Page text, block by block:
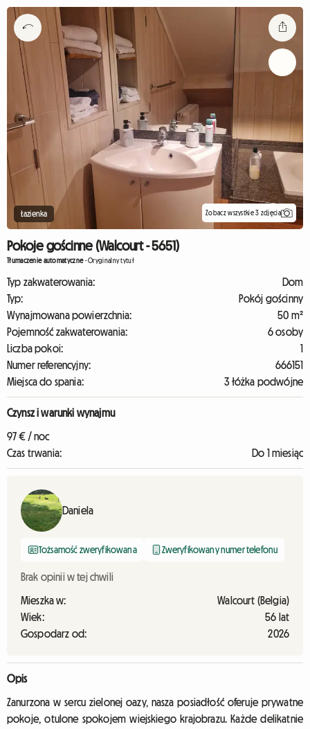
Łazienka Zobacz wszystkie 3 zdjęcia
Pokoje gościnne (Walcourt - 5651)
Tłumaczenie automatyczne-Oryginalny tytuł
Typ zakwaterowania:
Dom
Typ:
Pokój gościnny
Wynajmowana powierzchnia:
50 m²
Pojemność zakwaterowania:
6 osoby
Liczba pokoi:
1
Numer referencyjny:
666151
Miejsca do spania:
3 łóżka podwójne
Czynsz i warunki wynajmu
97 € / noc
Czas trwania:
Do 1 miesiąc
Daniela
Tożsamość zweryfikowana Zweryfikowany numer telefonu
Brak opinii w tej chwili
Mieszka w:
Walcourt (Belgia)
Wiek:
56 lat
Gospodarz od:
2026
Opis
Zanurzona w sercu zielonej oazy, nasza posiadłość oferuje prywatne
pokoje, otulone spokojem wiejskiego krajobrazu. Każde delikatnie